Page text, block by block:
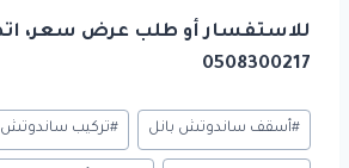
للاستفسار أو طلب عرض سعر،
0508300217
وسوم
المقال:
#أسقف ساندوتش بانل #تركيب ساندوتش